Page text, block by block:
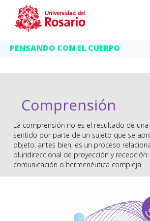
Pasar al contenido principal
PENSANDO CON EL CUERPO
Comprensión
La comprensión no es el resultado de
sentido por parte de un sujeto que se
objeto; antes bien, es un proceso
pluridireccional de proyección y recepción:
comunicación o hermenéutica compleja.